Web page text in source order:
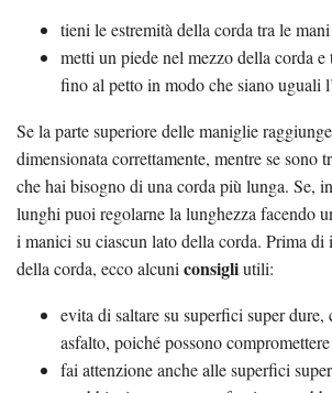
tieni le estremità della corda tra le mani
metti un piede nel mezzo della corda e
fino al petto in modo che siano uguali
Se la parte superiore delle maniglie
dimensionata correttamente, mentre se sono
che hai bisogno di una corda più lunga. Se,
lunghi puoi regolarne la lunghezza facendo
i manici su ciascun lato della corda. Prima
della corda, ecco alcuni consigliutili:
evita di saltare su superfici super dure,
asfalto, poiché possono
fai attenzione anche alle superfici